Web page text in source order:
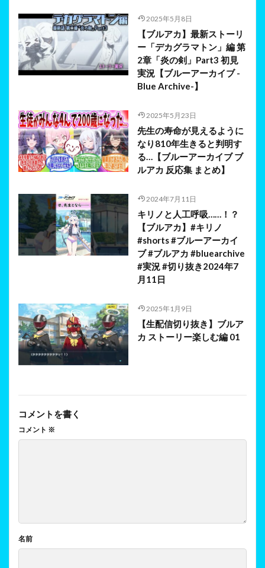
2025年5月8日
【ブルアカ】最新ストーリ
ー「デカグラマトン」編 第
2章「炎の剣」Part3 初見
実況【ブルーアーカイブ -
Blue Archive-】
2025年5月23日
先生の寿命が見えるように
なり810年生きると判明す
る…【ブルーアーカイブ ブ
ルアカ 反応集 まとめ】
2024年7月11日
キリノと人工呼吸……！？
【ブルアカ】#キリノ
#shorts #ブルーアーカイ
ブ #ブルアカ #bluearchive
#実況 #切り抜き2024年7
月11日
2025年1月9日
【生配信切り抜き】ブルア
カ ストーリー楽しむ編 01
コメントを書く
コメント ※
名前